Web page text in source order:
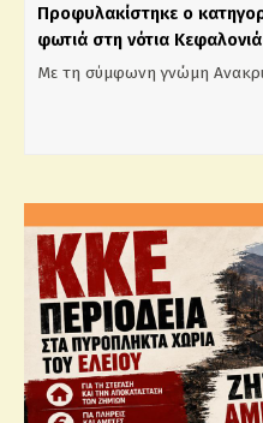
Προφυλακίστηκε ο
φωτιά στη νότια Κεφαλονιά
Με τη σύμφωνη γνώμη